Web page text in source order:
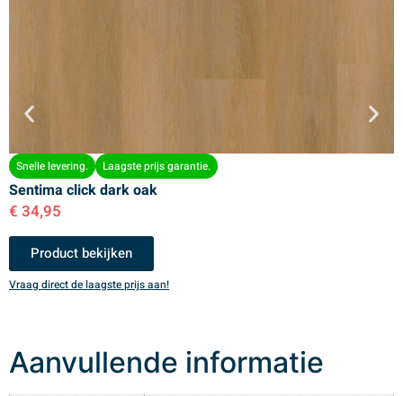
Snelle levering. Laagste prijs garantie.
Sentima click dark oak
€ 34,95
Product bekijken
Vraag direct de laagste prijs aan!
Aanvullende informatie